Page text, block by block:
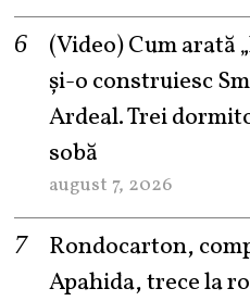
(Video) Cum arată
şi-o construiesc
Ardeal. Trei
sobă
august 7, 2026
Rondocarton,
Apahida, trece la